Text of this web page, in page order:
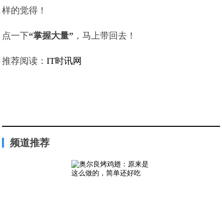
样的觉得！
点一下“掌握大量” ，马上带回去！
推荐阅读：IT时讯网
频道推荐